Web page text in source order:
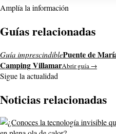
Amplía la información
Guías relacionadas
Guía imprescindiblePuente de
Camping VillamarAbrir guía →
Sigue la actualidad
Noticias relacionadas